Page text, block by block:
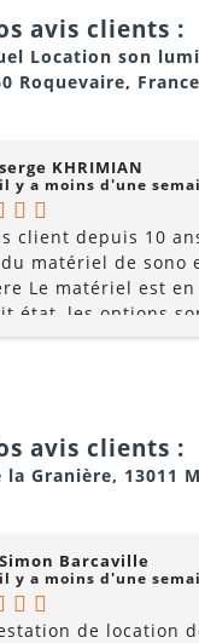
avis clients :
Location son
Roquevaire, France
serge KHRIMIAN
il y a moins d'une
client depuis 10
matériel de sono
Le matériel est en
état, les options
et les prix sont
ailleurs? Je
fortement !!!
avis clients :
la Granière, 13011
Simon Barcaville
il y a moins d'une
de location